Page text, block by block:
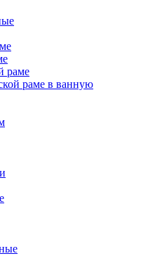
раме
раме в ванную